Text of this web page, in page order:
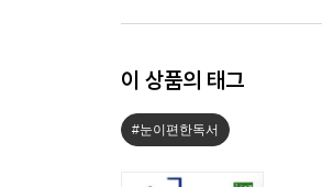
이 상품의 태그
#눈이편한독서